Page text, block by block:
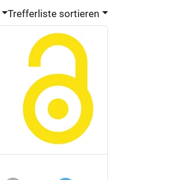
Trefferliste sortieren